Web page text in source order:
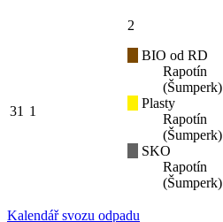
31 1
2
BIO od RD
Rapotín
(Šumperk)
Plasty
Rapotín
(Šumperk)
SKO
Rapotín
(Šumperk)
Kalendář svozu odpadu